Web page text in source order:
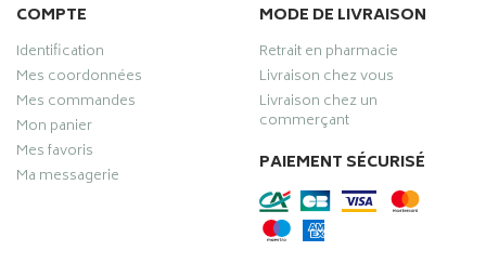
COMPTE
Identification
Mes coordonnées
Mes commandes
Mon panier
Mes favoris
Ma messagerie
MODE DE LIVRAISON
Retrait en pharmacie
Livraison chez vous
Livraison chez un
commerçant
PAIEMENT SÉCURISÉ